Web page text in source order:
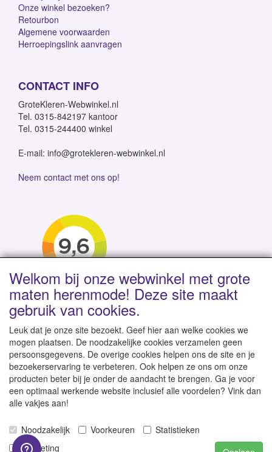
Onze winkel bezoeken?
Retourbon
Algemene voorwaarden
Herroepingslink aanvragen
CONTACT INFO
GroteKleren-Webwinkel.nl
Tel. 0315-842197 kantoor
Tel. 0315-244400 winkel
E-mail: info@grotekleren-webwinkel.nl
Neem contact met ons op!
Levertijd 1-2 werkdagen | Vanaf € 95 gratis verzending
binnen NL | Direct leverbaar uit eigen voorraad
© 2007-2026
Alle rechten
Welkom bij onze webwinkel met grote
maten herenmode! Deze site maakt
gebruik van cookies.
Leuk dat je onze site bezoekt. Geef hier aan welke cookies we
mogen plaatsen. De noodzakelijke cookies verzamelen geen
persoonsgegevens. De overige cookies helpen ons de site en je
bezoekerservaring te verbeteren. Ook helpen ze ons om onze
producten beter bij je onder de aandacht te brengen. Ga je voor
een optimaal werkende website inclusief alle voordelen? Vink dan
alle vakjes aan!
Noodzakelijk Voorkeuren
Statistieken
Marketing